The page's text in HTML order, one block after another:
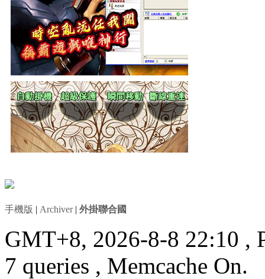
手機版 | Archiver| 外掛聯合國
GMT+8, 2026-8-8 22:10 ,
7 queries , Memcache On.